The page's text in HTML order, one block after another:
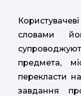
словами
предмета,
перекласти
завдання